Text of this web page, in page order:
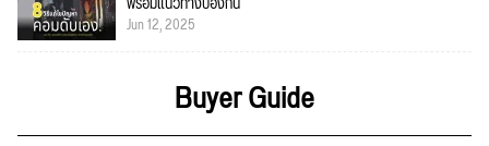
Jun 12, 2025
Buyer Guide